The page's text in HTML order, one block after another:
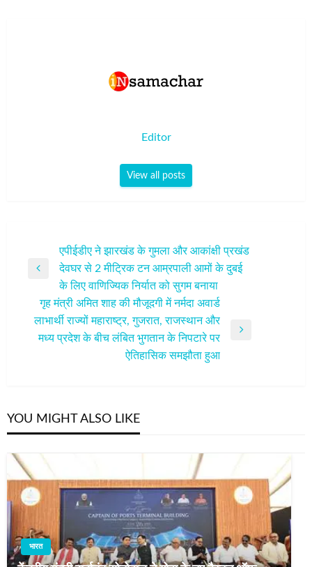
Editor
View all posts
नेविगेशन
Previous
एपीईडीए ने झारखंड के गुमला और आकांक्षी प्रखंड
देवघर से 2 मीट्रिक टन आम्रपाली आमों के दुबई
के लिए वाणिज्यिक निर्यात को सुगम बनाया
Next
गृह मंत्री अमित शाह की मौजूदगी में नर्मदा अवार्ड
लाभार्थी राज्यों महाराष्ट्र, गुजरात, राजस्थान और
मध्य प्रदेश के बीच लंबित भुगतान के निपटारे पर
ऐतिहासिक समझौता हुआ
YOU MIGHT ALSO LIKE
भारत